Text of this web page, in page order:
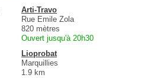
Arti-Travo
Rue Emile Zola
820 mètres
Ouvert jusqu'à 20h30
Lioprobat
Marquillies
1.9 km